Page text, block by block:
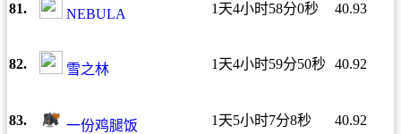
81. NEBULA 1天4小时58分0秒 40.93
82. 雪之林 1天4小时59分50秒 40.92
83. 一份鸡腿饭 1天5小时7分8秒 40.92